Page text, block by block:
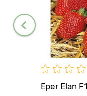
Eper Elan F1